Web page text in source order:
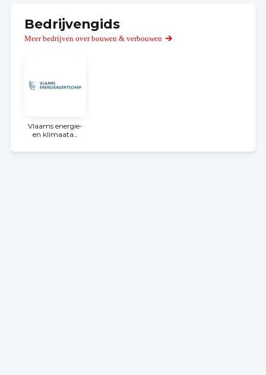
Bedrijvengids
Meer bedrijven over bouwen & verbouwen
Vlaams energie-
en klimaata...